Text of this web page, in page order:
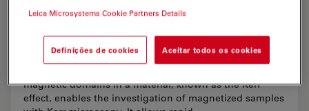
Steel with Kerr Microscopy
magnetic domains in a material, known as the Kerr
effect, enables the investigation of magnetized samples
Leica Microsystems Cookie Partners Details
Definições de cookies Aceitar todos os cookies